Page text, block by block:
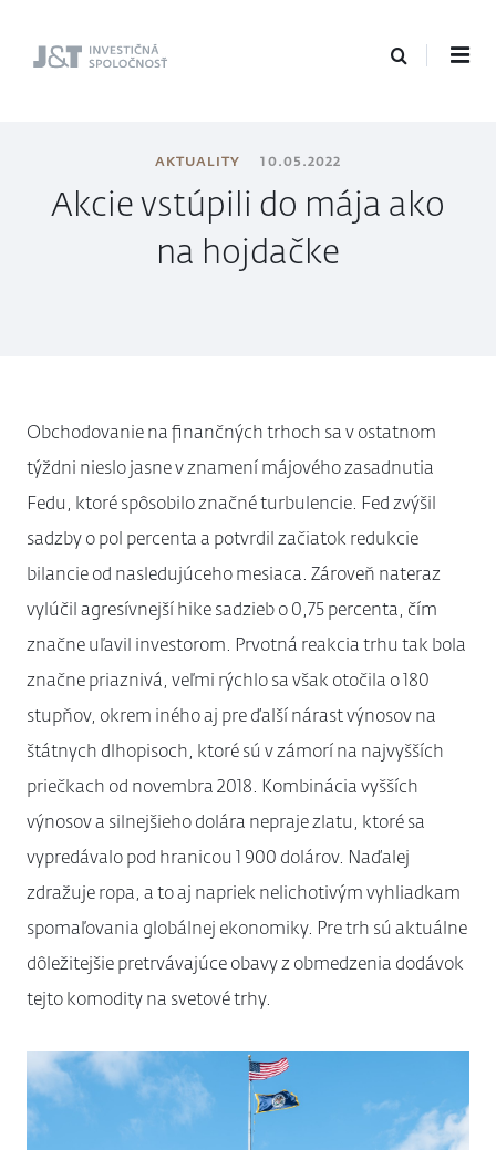
J&T Investičná
AKTUALITY 10.05.2022
Akcie vstúpili do mája ako
na hojdačke
Obchodovanie na finančných trhoch sa v ostatnom
týždni nieslo jasne v znamení májového zasadnutia
Fedu, ktoré spôsobilo značné turbulencie. Fed zvýšil
sadzby o pol percenta a potvrdil začiatok redukcie
bilancie od nasledujúceho mesiaca. Zároveň nateraz
vylúčil agresívnejší hike sadzieb o 0,75 percenta, čím
značne uľavil investorom. Prvotná reakcia trhu tak bola
značne priaznivá, veľmi rýchlo sa však otočila o 180
stupňov, okrem iného aj pre ďalší nárast výnosov na
štátnych dlhopisoch, ktoré sú v zámorí na najvyšších
priečkach od novembra 2018. Kombinácia vyšších
výnosov a silnejšieho dolára nepraje zlatu, ktoré sa
vypredávalo pod hranicou 1 900 dolárov. Naďalej
zdražuje ropa, a to aj napriek nelichotivým vyhliadkam
spomaľovania globálnej ekonomiky. Pre trh sú aktuálne
dôležitejšie pretrvávajúce obavy z obmedzenia dodávok
tejto komodity na svetové trhy.